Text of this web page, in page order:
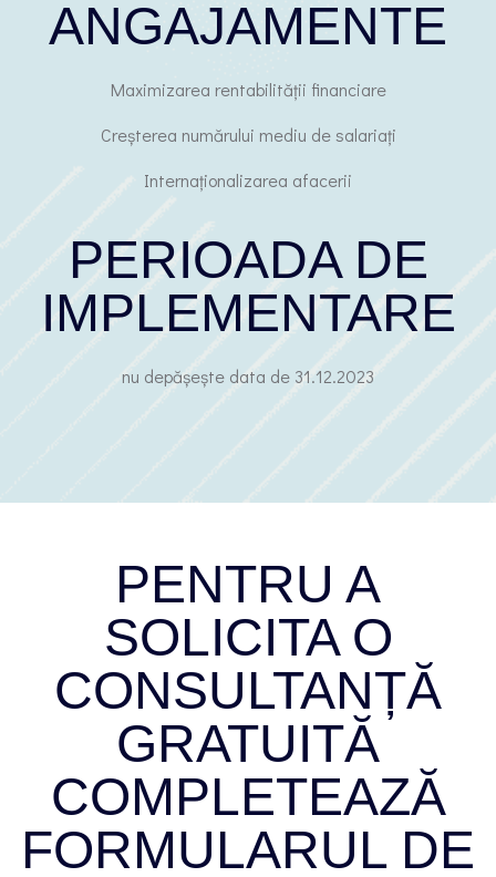
ANGAJAMENTE
Maximizarea rentabilității financiare
Creșterea numărului mediu de salariați
Internaționalizarea afacerii
PERIOADA DE
IMPLEMENTARE
nu depășește data de 31.12.2023
PENTRU A
SOLICITA O
CONSULTANȚĂ
GRATUITĂ
COMPLETEAZĂ
FORMULARUL DE